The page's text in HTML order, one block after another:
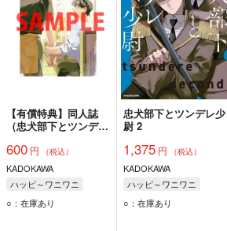
【有償特典】同人誌
（忠犬部下とツンデレ
600 円 （税込）
KADOKAWA
ハッピ～ワニワニ
○：在庫あり
忠犬部下とツンデレ少
尉 2
1,375 円 （税込）
KADOKAWA
ハッピ～ワニワニ
○：在庫あり